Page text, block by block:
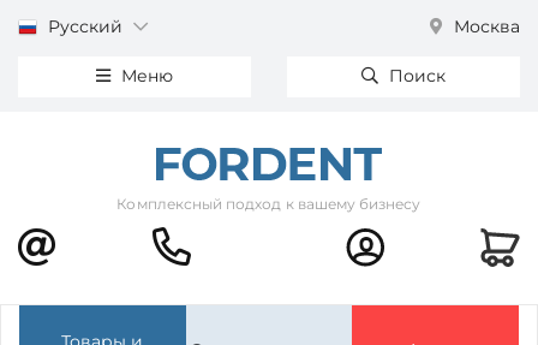
Русский Москва
Меню Поиск
Комплексный подход к вашему бизнесу